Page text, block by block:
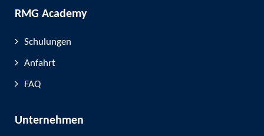
RMG Academy
Schulungen
Anfahrt
FAQ
Unternehmen